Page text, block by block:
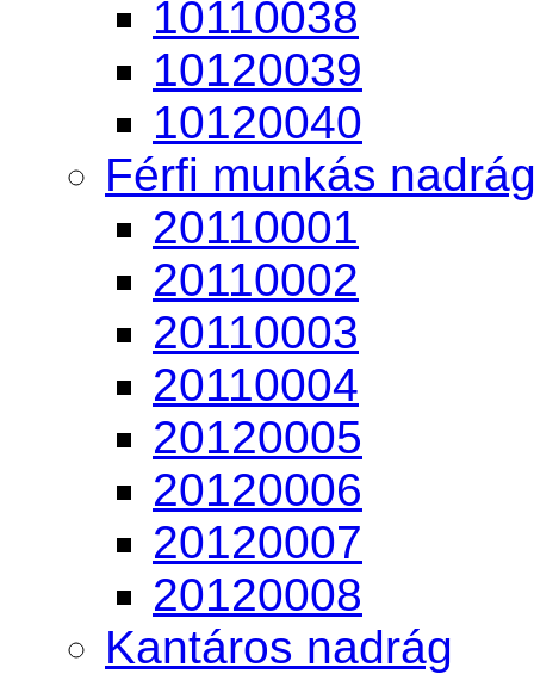
10110038
10120039
10120040
Férfi munkás
20110001
20110002
20110003
20110004
20120005
20120006
20120007
20120008
Kantáros nadrág